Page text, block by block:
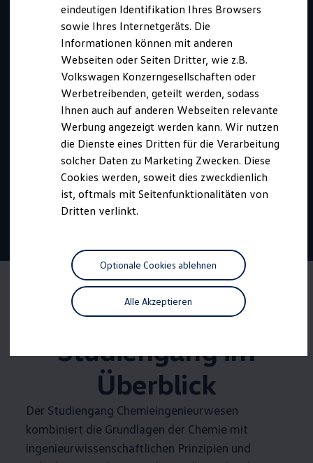
Dieses duale Studium bieten wir an in:
Salzgitter
Abschluss:Bachelor of Science (B. Sc.)
Benötigte Abiturnote: mind. 2,7
Bewerbungszeitraum:
01.08.2026 bis 30.04.2027
Beginn:September 2027
Dauer:3 Jahre
1401,50 €
Vergütung
Der duale
Studiengang im
Überblick
Der Studiengang Chemieingenieurwesen
kombiniert die Grundlagen der Chemie mit
ingenieurwissenschaftlichen Prinzipien und
eindeutigen Identifikation Ihres Browsers
sowie Ihres Internetgeräts. Die
Informationen können mit anderen
Webseiten oder Seiten Dritter, wie z.B.
Volkswagen Konzerngesellschaften oder
Werbetreibenden, geteilt werden, sodass
Ihnen auch auf anderen Webseiten relevante
Werbung angezeigt werden kann. Wir nutzen
die Dienste eines Dritten für die Verarbeitung
solcher Daten zu Marketing Zwecken. Diese
Cookies werden, soweit dies zweckdienlich
ist, oftmals mit Seitenfunktionalitäten von
Dritten verlinkt.
Alle Akzeptieren
Optionale Cookies ablehnen